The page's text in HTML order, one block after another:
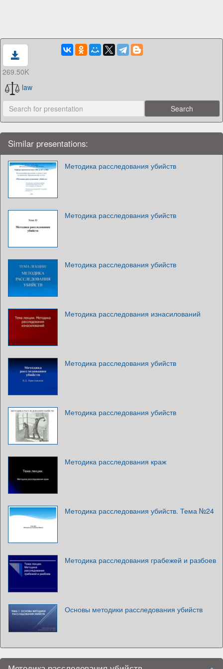
269.50K
law
Similar presentations:
Методика расследования убийств
Методика расследования убийств
Методика расследования убийств
Методика расследования изнасилований
Методика расследования убийств
Методика расследования убийств
Методика расследования краж
Методика расследования убийств. Тема №24
Методика расследования грабежей и разбоев
Основы методики расследования убийств